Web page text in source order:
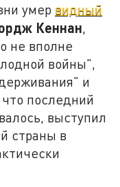
умер видный
Кеннан,
не вполне
войны",
и
последний
выступил
страны в